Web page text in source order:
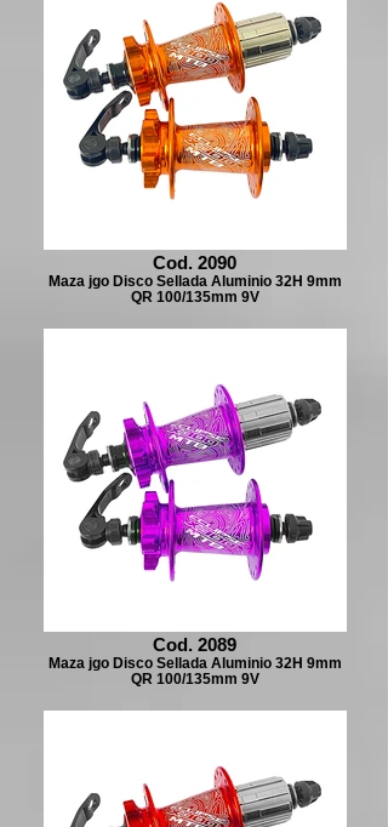
Cod. 2090
Maza jgo Disco Sellada Aluminio 32H 9mm
QR 100/135mm 9V
Cod. 2089
Maza jgo Disco Sellada Aluminio 32H 9mm
QR 100/135mm 9V